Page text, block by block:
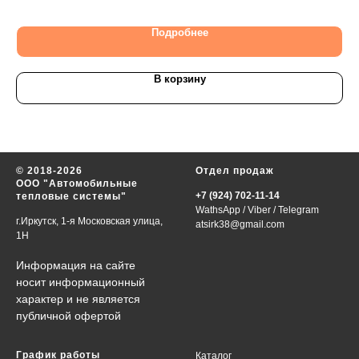
Подробнее
В корзину
© 2018-2026
ООО "Автомобильные
тепловые системы"
г.Иркутск, 1-я Московская улица,
1Н
Информация на сайте
носит информационный
характер и не является
публичной офертой
Отдел продаж
+7 (924) 702-11-14
WathsApp /Viber /Telegram
atsirk38@gmail.com
График работы Каталог